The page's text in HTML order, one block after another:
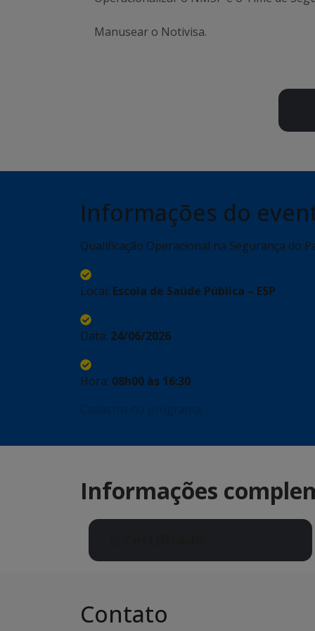
Manusear o Notivisa.
Informações do
Qualificação Operacional na Segurança do
Local: Escola de Saúde Pública – ESP
Data: 24/06/2026
Hora: 08h00 às 16:30
Informações
Contato